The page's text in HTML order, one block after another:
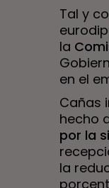
Tal y
la
en el
Cañas
hecho
por la
la